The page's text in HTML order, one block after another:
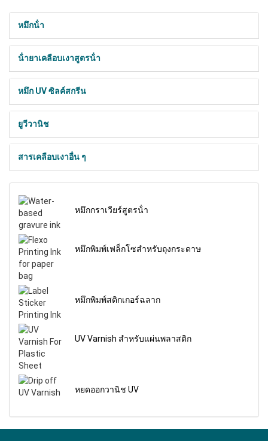
หมึกน้ํา
น้ํายาเคลือบเงาสูตรน้ํา
หมึก UV ซิลค์สกรีน
ยูวีวานิช
สารเคลือบเงาอื่น ๆ
หมึกกราเวียร์สูตรน้ํา
หมึกพิมพ์เฟล็กโซสําหรับถุงกระดาษ
หมึกพิมพ์สติกเกอร์ฉลาก
UV Varnish สําหรับแผ่นพลาสติก
หยดออกวานิช UV